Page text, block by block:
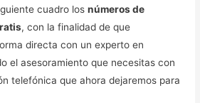
cuadro losnúmeros de
, con la finalidad de que
directa con un experto en
el asesoramiento que necesitas con
telefónica que ahora dejaremos para